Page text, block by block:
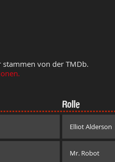
stammen von der TMDb.
Rolle
Elliot Alderson
Mr. Robot